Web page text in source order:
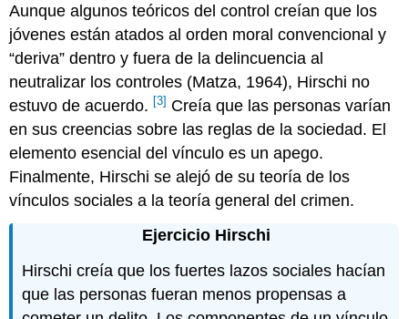
Aunque algunos teóricos del control creían que los
jóvenes están atados al orden moral convencional y
“deriva” dentro y fuera de la delincuencia al
neutralizar los controles (Matza, 1964), Hirschi no
estuvo de acuerdo. [3] Creía que las personas varían
en sus creencias sobre las reglas de la sociedad. El
elemento esencial del vínculo es un apego.
Finalmente, Hirschi se alejó de su teoría de los
vínculos sociales a la teoría general del crimen.
Ejercicio Hirschi
Hirschi creía que los fuertes lazos sociales hacían
que las personas fueran menos propensas a